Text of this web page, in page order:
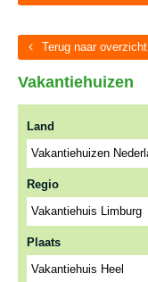
Terug naar overzicht
Vakantiehuizen
Land
Regio
Plaats